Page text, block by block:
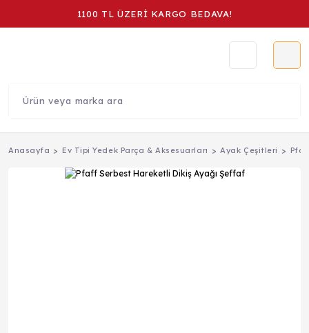
1100 TL ÜZERİ KARGO BEDAVA!
Anasayfa Ev Tipi Yedek Parça & Aksesuarları Ayak Çeşitleri